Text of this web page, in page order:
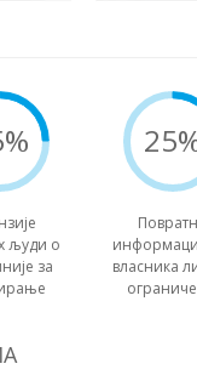
људи о
за
власника